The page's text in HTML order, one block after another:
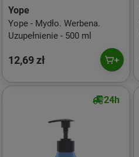
Yope
Yope - Mydło. Werbena.
Uzupełnienie - 500 ml
12,69 zł
24h